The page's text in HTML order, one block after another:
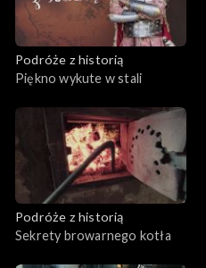
Podróże z historią
Piękno wykute w stali
Podróże z historią
Sekrety browarnego kotła